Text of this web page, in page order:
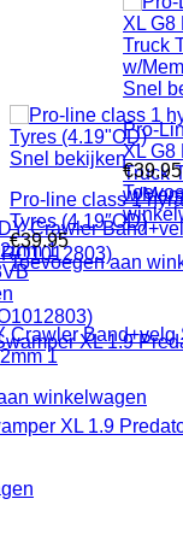
XL 1.9
Crawler Band+velg
1
winkelwagen
Snel bekijken
Pro-line class 1
Tyres (4.19″OD)
€39.95
Toevoegen aan
Snel
Pro-
XL G8
Truck
w/
€39.95